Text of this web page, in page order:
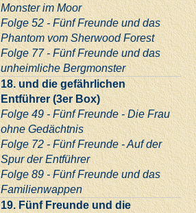
Monster im Moor
Folge 52 - Fünf Freunde und das
Phantom vom Sherwood Forest
Folge 77 - Fünf Freunde und das
unheimliche Bergmonster
18. und die gefährlichen
Entführer (3er Box)
Folge 49 - Fünf Freunde - Die Frau
ohne Gedächtnis
Folge 72 - Fünf Freunde - Auf der
Spur der Entführer
Folge 89 - Fünf Freunde und das
Familienwappen
19. Fünf Freunde und die